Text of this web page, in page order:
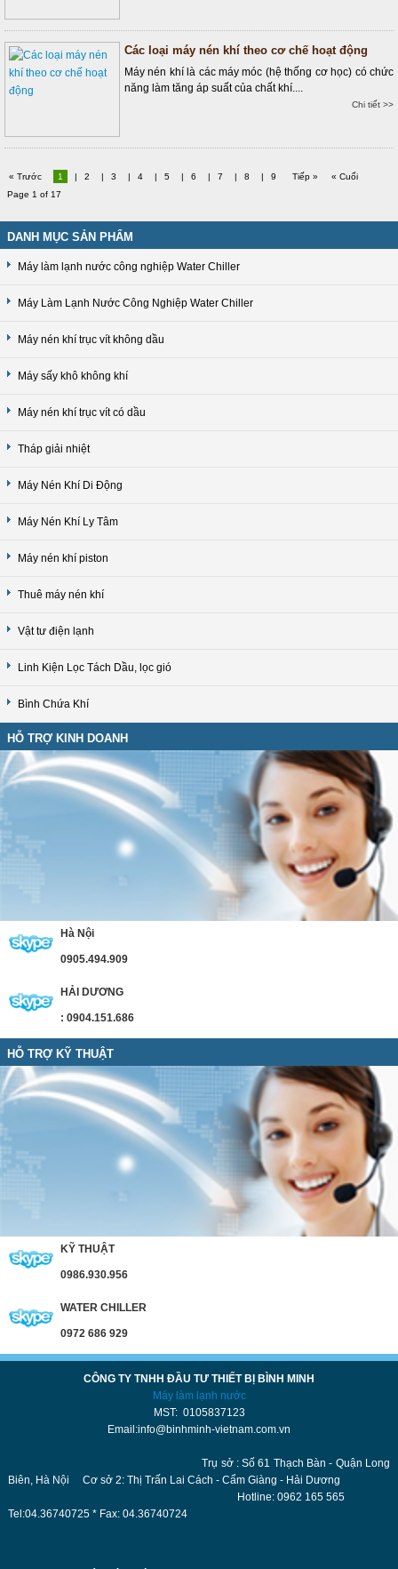
Các loại máy nén khí theo cơ chế hoạt động
Máy nén khí là các máy móc (hệ thống cơ học) có chức
năng làm tăng áp suất của chất khí....
Chi tiết >>
« Trước 1 | 2 | 3 | 4 | 5 | 6 | 7 | 8 | 9 Tiếp »
« Cuối
Page 1 of 17
DANH MỤC SẢN PHẨM
Máy làm lạnh nước công nghiệp Water Chiller
Máy Làm Lạnh Nước Công Nghiệp Water Chiller
Máy nén khí trục vít không dầu
Máy sấy khô không khí
Máy nén khí trục vít có dầu
Tháp giải nhiệt
Máy Nén Khí Di Động
Máy Nén Khí Ly Tâm
Máy nén khí piston
Thuê máy nén khí
Vật tư điện lạnh
Linh Kiện Lọc Tách Dầu, lọc gió
Bình Chứa Khí
HỖ TRỢ KINH DOANH
Hà Nội
0905.494.909
HẢI DƯƠNG
: 0904.151.686
HỖ TRỢ KỸ THUẬT
KỸ THUẬT
0986.930.956
WATER CHILLER
0972 686 929
CÔNG TY TNHH ĐẦU TƯ THIẾT BỊ BÌNH MINH
Máy làm lạnh nước
MST: 0105837123
Email:info@binhminh-vietnam.com.vn
Trụ sở : Số 61 Thạch Bàn - Quận Long
Biên, Hà Nội Cơ sở 2: Thị Trấn Lai Cách - Cẩm Giàng - Hải Dương
Hotline: 0962 165 565
Tel:04.36740725 * Fax: 04.36740724